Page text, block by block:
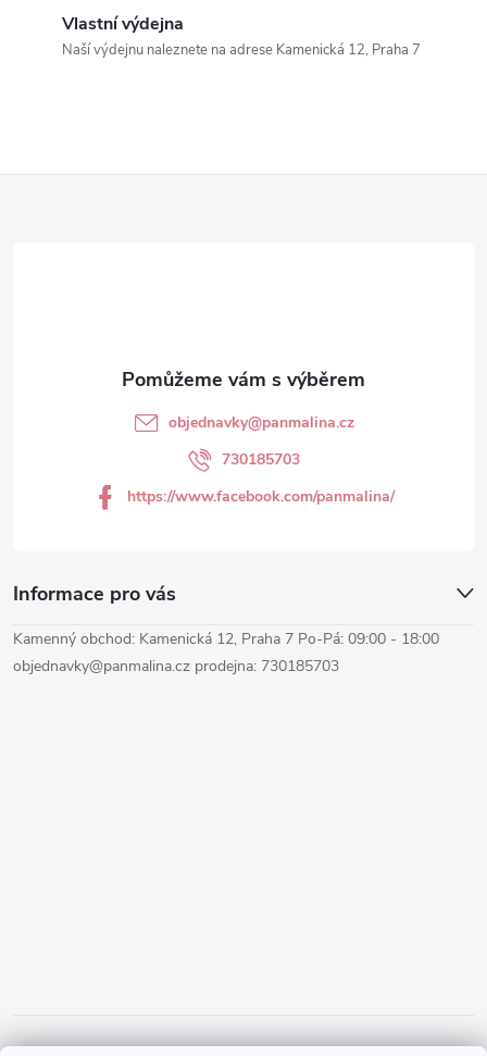
Vlastní výdejna
Naší výdejnu naleznete na adrese Kamenická 12, Praha 7
Informace pro vás
objednavky@panmalina.cz
730185703
https://www.facebook.com/panmalina/
Kamenný obchod: Kamenická 12, Praha 7 Po-Pá: 09:00 - 18:00
objednavky@panmalina.cz prodejna: 730185703